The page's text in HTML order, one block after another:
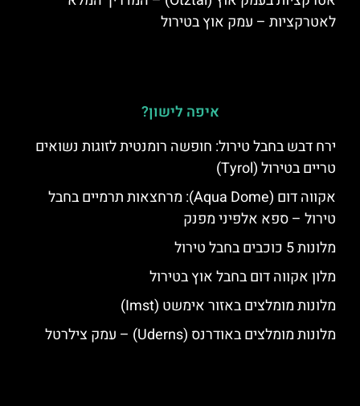
לאטרקציות – עמק אוץ בטירול
איפה לישון?
ירח דבש בחבל טירול: חופשה רומנטית לזוגות נשואים
טריים בטירול (Tyrol)
אקווה דום (Aqua Dome): מרחצאות תרמיים בחבל
טירול – ספא אלפיני מפנק
מלונות 5 כוכבים בחבל טירול
מלון אקווה דום בחבל אוץ בטירול
מלונות מומלצים באזור אימשט (Imst)
מלונות מומלצים באודרנס (Uderns) – עמק צילרטל